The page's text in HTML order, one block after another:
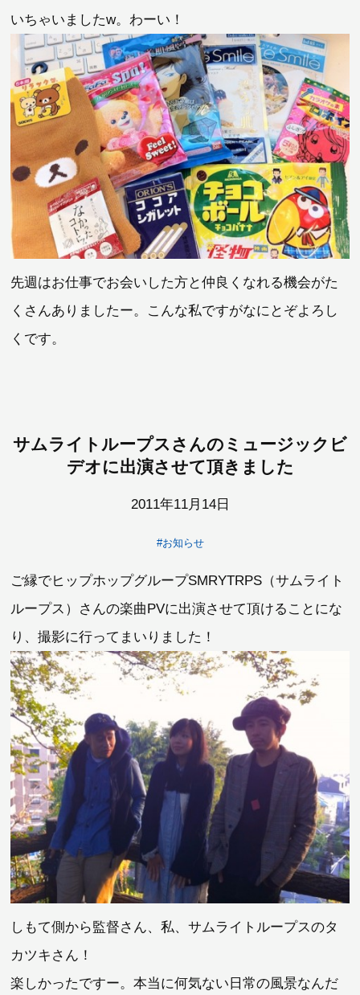
いちゃいましたw。わーい！
先週はお仕事でお会いした方と仲良くなれる機会がた
くさんありましたー。こんな私ですがなにとぞよろし
くです。
サムライトループスさんのミュージックビ
デオに出演させて頂きました
2011年11月14日
#お知らせ
ご縁でヒップホップグループSMRYTRPS（サムライト
ループス）さんの楽曲PVに出演させて頂けることにな
り、撮影に行ってまいりました！
しもて側から監督さん、私、サムライトループスのタ
カツキさん！
楽しかったですー。本当に何気ない日常の風景なんだ